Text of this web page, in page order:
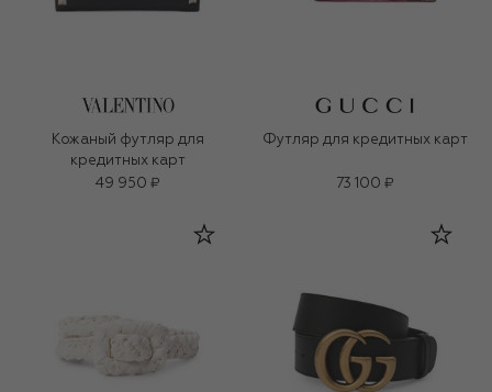
Кожаный футляр для
кредитных карт
49 950 ₽
Футляр для кредитных карт
73 100 ₽